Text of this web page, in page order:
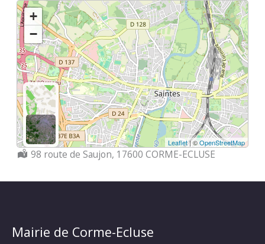
+
−
Leaflet| ©OpenStreetMap
Localisation :
98 route de Saujon, 17600 CORME-ECLUSE
Mairie de Corme-Ecluse